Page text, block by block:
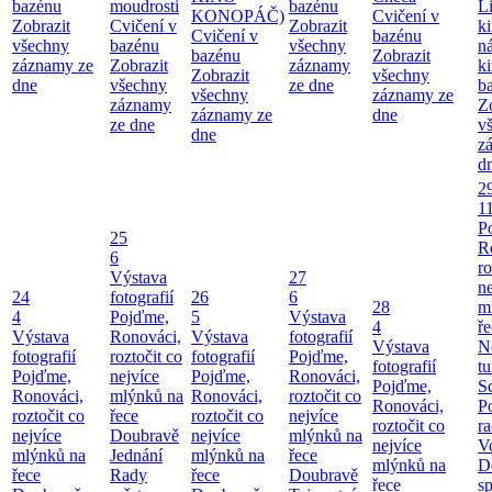
bazénu
Zobrazit
všechny
záznamy ze
dne
moudrosti
Cvičení v
bazénu
Zobrazit
všechny
záznamy
ze dne
KONOPÁČ)
Cvičení v
bazénu
Zobrazit
všechny
záznamy ze
dne
bazénu
Zobrazit
všechny
záznamy
ze dne
Cvičení v
bazénu
Zobrazit
všechny
záznamy ze
dne
24
4
Výstava
fotografií
Pojďme,
Ronováci,
roztočit co
nejvíce
mlýnků na
řece
25
6
Výstava
fotografií
Pojďme,
Ronováci,
roztočit co
nejvíce
mlýnků na
řece
Doubravě
Jednání
Rady
26
5
Výstava
fotografií
Pojďme,
Ronováci,
roztočit co
nejvíce
mlýnků na
řece
27
6
Výstava
fotografií
Pojďme,
Ronováci,
roztočit co
nejvíce
mlýnků na
řece
Doubravě
28
4
Výstava
fotografií
Pojďme,
Ronováci,
roztočit co
nejvíce
mlýnků na
řece